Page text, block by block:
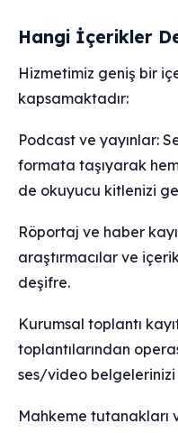
Hangi İçerikler
Hizmetimiz geniş bir
kapsamaktadır:
Podcast ve yayınlar:
formata taşıyarak
de okuyucu kitlenizi
Röportaj ve haber
araştırmacılar ve
deşifre.
Kurumsal toplantı
toplantılarından
ses/video belgelerinizi
Mahkeme tutanakları